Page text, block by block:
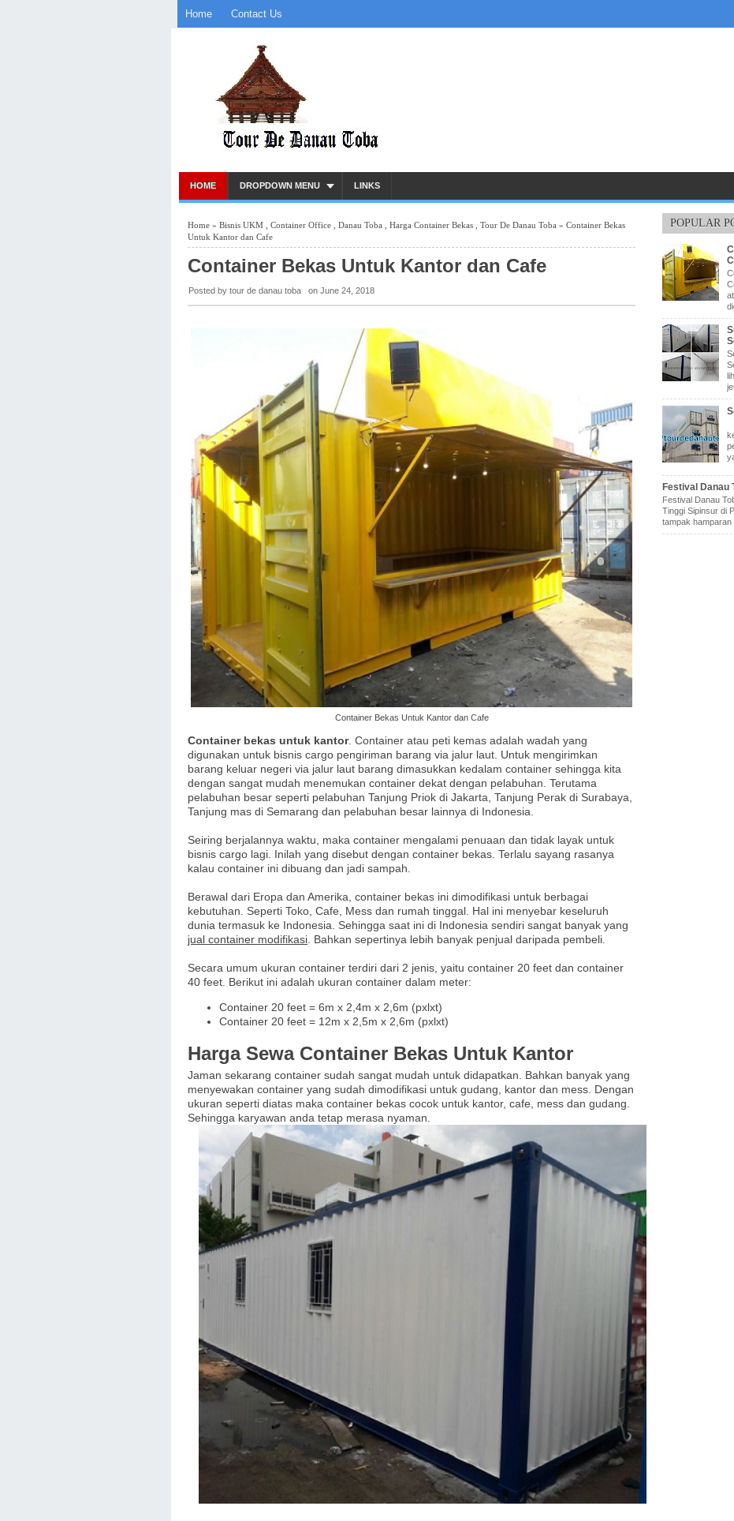
Home Contact Us
HOME DROPDOWN MENU LINKS
Home » Bisnis UKM Container Office Danau Toba Harga Container Bekas Tour De Danau Toba » Container Bekas
Untuk Kantor dan Cafe
Container Bekas Untuk Kantor dan Cafe
Posted by tour de danau toba on June 24, 2018
Container Bekas Untuk Kantor dan Cafe
Container bekas untuk kantor. Container atau peti kemas adalah wadah yang
digunakan untuk bisnis cargo pengiriman barang via jalur laut. Untuk mengirimkan
barang keluar negeri via jalur laut barang dimasukkan kedalam container sehingga kita
dengan sangat mudah menemukan container dekat dengan pelabuhan. Terutama
pelabuhan besar seperti pelabuhan Tanjung Priok di Jakarta, Tanjung Perak di Surabaya,
Tanjung mas di Semarang dan pelabuhan besar lainnya di Indonesia.
Seiring berjalannya waktu, maka container mengalami penuaan dan tidak layak untuk
bisnis cargo lagi. Inilah yang disebut dengan container bekas. Terlalu sayang rasanya
kalau container ini dibuang dan jadi sampah.
Berawal dari Eropa dan Amerika, container bekas ini dimodifikasi untuk berbagai
kebutuhan. Seperti Toko, Cafe, Mess dan rumah tinggal. Hal ini menyebar keseluruh
dunia termasuk ke Indonesia. Sehingga saat ini di Indonesia sendiri sangat banyak yang
jual container modifikasi . Bahkan sepertinya lebih banyak penjual daripada pembeli.
Secara umum ukuran container terdiri dari 2 jenis, yaitu container 20 feet dan container
40 feet. Berikut ini adalah ukuran container dalam meter:
Container 20 feet = 6m x 2,4m x 2,6m (pxlxt)
Container 20 feet = 12m x 2,5m x 2,6m (pxlxt)
Harga Sewa Container Bekas Untuk Kantor
Jaman sekarang container sudah sangat mudah untuk didapatkan. Bahkan banyak yang
menyewakan container yang sudah dimodifikasi untuk gudang, kantor dan mess. Dengan
ukuran seperti diatas maka container bekas cocok untuk kantor, cafe, mess dan gudang.
Sehingga karyawan anda tetap merasa nyaman.
POPULAR
Festival Danau
Festival Danau
Tinggi Sipinsur di
tampak hamparan